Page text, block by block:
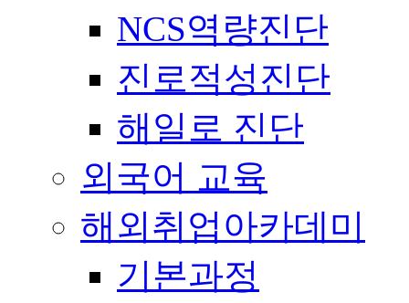
NCS역량진단
진로적성진단
해일로 진단
외국어 교육
해외취업아카데미
기본과정